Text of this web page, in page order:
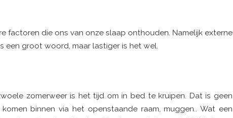
factoren die ons van onze slaap onthouden. Namelijk externe
een groot woord, maar lastiger is het wel.
zomerweer is het tijd om in bed te kruipen. Dat is geen
binnen via het openstaande raam, muggen.. Wat een